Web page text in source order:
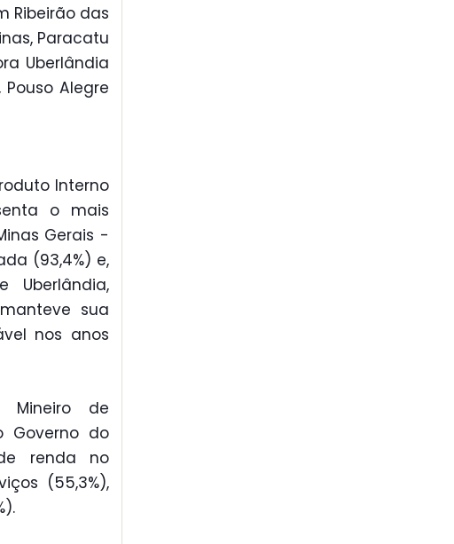
Ribeirão das
Paracatu
Uberlândia
Alegre
Interno
o mais
Gerais -
(93,4%) e,
Uberlândia,
sua
nos anos
de
Governo do
renda no
(55,3%),